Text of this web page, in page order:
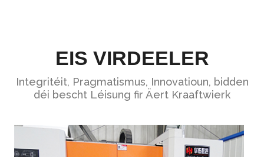
EIS VIRDEELER
Integritéit, Pragmatismus, Innovatioun, bidden
déi bescht Léisung fir Äert Kraaftwierk